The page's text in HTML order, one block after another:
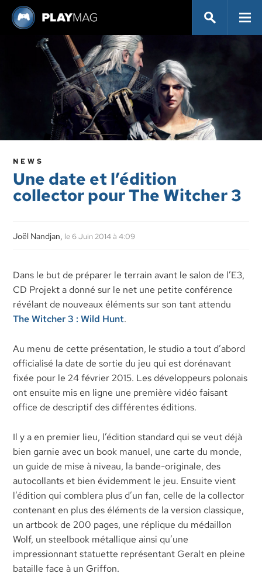
NEWS
Une date et l’édition
collector pour The Witcher 3
Joël Nandjan, le 6 Juin 2014 à 4:09
Dans le but de préparer le terrain avant le salon de l’E3,
CD Projekt a donné sur le net une petite conférence
révélant de nouveaux éléments sur son tant attendu
The Witcher 3 : Wild Hunt.
Au menu de cette présentation, le studio a tout d’abord
officialisé la date de sortie du jeu qui est dorénavant
fixée pour le 24 février 2015. Les développeurs polonais
ont ensuite mis en ligne une première vidéo faisant
office de descriptif des différentes éditions.
Il y a en premier lieu, l’édition standard qui se veut déjà
bien garnie avec un book manuel, une carte du monde,
un guide de mise à niveau, la bande-originale, des
autocollants et bien évidemment le jeu. Ensuite vient
l’édition qui comblera plus d’un fan, celle de la collector
contenant en plus des éléments de la version classique,
un artbook de 200 pages, une réplique du médaillon
Wolf, un steelbook métallique ainsi qu’une
impressionnant statuette représentant Geralt en pleine
bataille face à un Griffon.